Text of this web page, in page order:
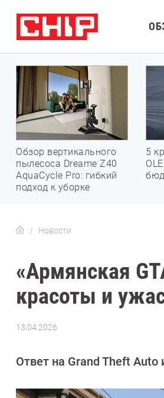
Обзор вертикального
пылесоса Dreame Z40
AquaCycle Pro: гибкий
подход к уборке
5
Новости
«Армянская
красоты и
13.04.2026
Калашников
Ответ на Grand Theft